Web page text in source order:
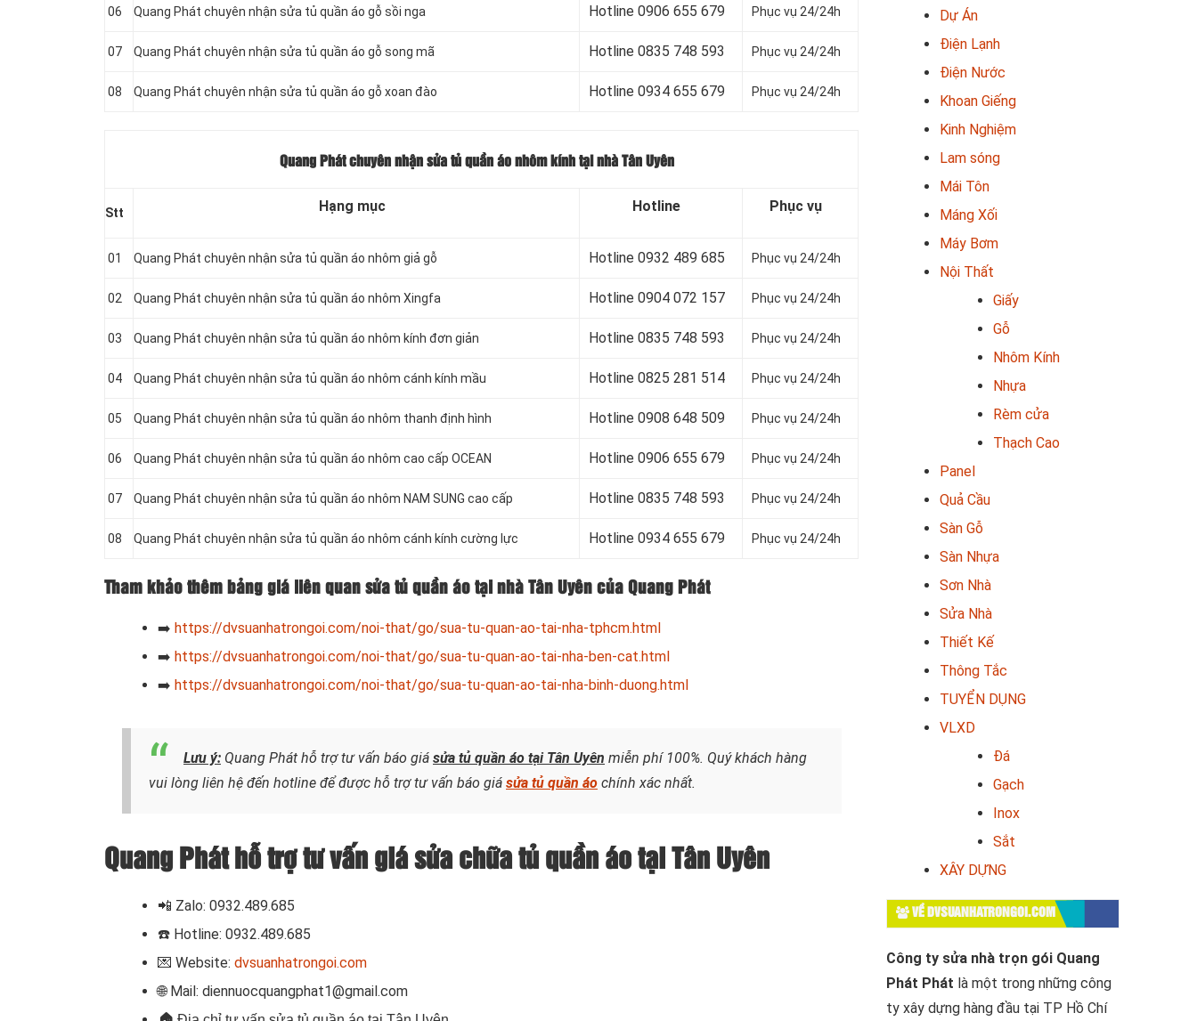
06 Quang Phát chuyên nhận sửa tủ quần áo gỗ sồi nga Hotline 0906 655 679 Phục vụ 24/24h
07 Quang Phát chuyên nhận sửa tủ quần áo gỗ song mã Hotline 0835 748 593 Phục vụ 24/24h
08 Quang Phát chuyên nhận sửa tủ quần áo gỗ xoan đào Hotline 0934 655 679 Phục vụ 24/24h
Quang Phát chuyên nhận sửa tủ quần áo nhôm kính tại nhà Tân Uyên
Stt Hạng mục Hotline Phục vụ
01 Quang Phát chuyên nhận sửa tủ quần áo nhôm giả gỗ Hotline 0932 489 685 Phục vụ 24/24h
02 Quang Phát chuyên nhận sửa tủ quần áo nhôm Xingfa Hotline 0904 072 157 Phục vụ 24/24h
03 Quang Phát chuyên nhận sửa tủ quần áo nhôm kính đơn giản Hotline 0835 748 593 Phục vụ 24/24h
04 Quang Phát chuyên nhận sửa tủ quần áo nhôm cánh kính mầu Hotline 0825 281 514 Phục vụ 24/24h
05 Quang Phát chuyên nhận sửa tủ quần áo nhôm thanh định hình Hotline 0908 648 509 Phục vụ 24/24h
06 Quang Phát chuyên nhận sửa tủ quần áo nhôm cao cấp OCEAN Hotline 0906 655 679 Phục vụ 24/24h
07 Quang Phát chuyên nhận sửa tủ quần áo nhôm NAM SUNG cao cấp Hotline 0835 748 593 Phục vụ 24/24h
08 Quang Phát chuyên nhận sửa tủ quần áo nhôm cánh kính cường lực Hotline 0934 655 679 Phục vụ 24/24h
Tham khảo thêm bảng giá liên quan sửa tủ quần áo tại nhà Tân Uyên của Quang Phát
➡️ https://dvsuanhatrongoi.com/noi-that/go/sua-tu-quan-ao-tai-nha-tphcm.html
➡️ https://dvsuanhatrongoi.com/noi-that/go/sua-tu-quan-ao-tai-nha-ben-cat.html
➡️ https://dvsuanhatrongoi.com/noi-that/go/sua-tu-quan-ao-tai-nha-binh-duong.html
Lưu ý: Quang Phát hỗ trợ tư vấn báo giá sửa tủ quần áo tại Tân Uyên miễn phí 100%. Quý khách hàng
vui lòng liên hệ đến hotline để được hỗ trợ tư vấn báo giá sửa tủ quần áo chính xác nhất.
Quang Phát hỗ trợ tư vấn giá sửa chữa tủ quần áo tại Tân Uyên
📲 Zalo: 0932.489.685
☎️ Hotline: 0932.489.685
💌 Website: dvsuanhatrongoi.com
🌐 Mail: diennuocquangphat1@gmail.com
Dự Án
Điện Lạnh
Điện Nước
Khoan Giếng
Kinh Nghiệm
Lam sóng
Mái Tôn
Máng Xối
Máy Bơm
Nội Thất
Giấy
Gỗ
Nhôm Kính
Nhựa
Rèm cửa
Thạch Cao
Panel
Quả Cầu
Sàn Gỗ
Sàn Nhựa
Sơn Nhà
Sửa Nhà
Thiết Kế
Thông Tắc
TUYỂN DỤNG
VLXD
Đá
Gạch
Inox
Sắt
XÂY DỰNG
VỀ DVSUANHATRONGOI.COM
Công ty sửa nhà trọn gói Quang
Phát Phát là một trong những công
ty xây dựng hàng đầu tại TP Hồ Chí